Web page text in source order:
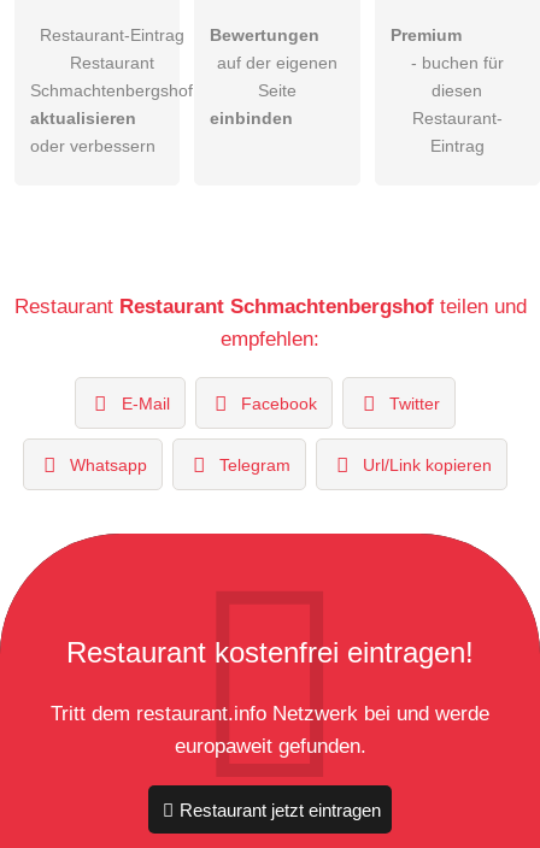
Restaurant-Eintrag
Restaurant
Schmachtenbergshof
aktualisieren
oder verbessern
Bewertungen
auf der eigenen
Seite
einbinden
Premium
- buchen für
diesen
Restaurant-
Eintrag
Restaurant Restaurant Schmachtenbergshofteilen und
empfehlen:
E-Mail Facebook Twitter
Whatsapp Telegram Url/Link kopieren
Restaurant kostenfrei eintragen!
Tritt dem restaurant.info Netzwerk bei und werde
europaweit gefunden.
Restaurant jetzt eintragen